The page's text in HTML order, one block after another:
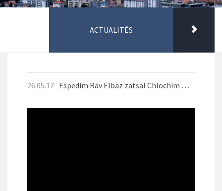
ACTUALITÉS
26.05.17 Espedim Rav Elbaz zatsal Chlochim Mai 2026